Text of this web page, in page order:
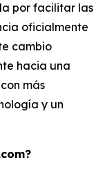
por facilitar las
oficialmente
cambio
hacia una
más
y un